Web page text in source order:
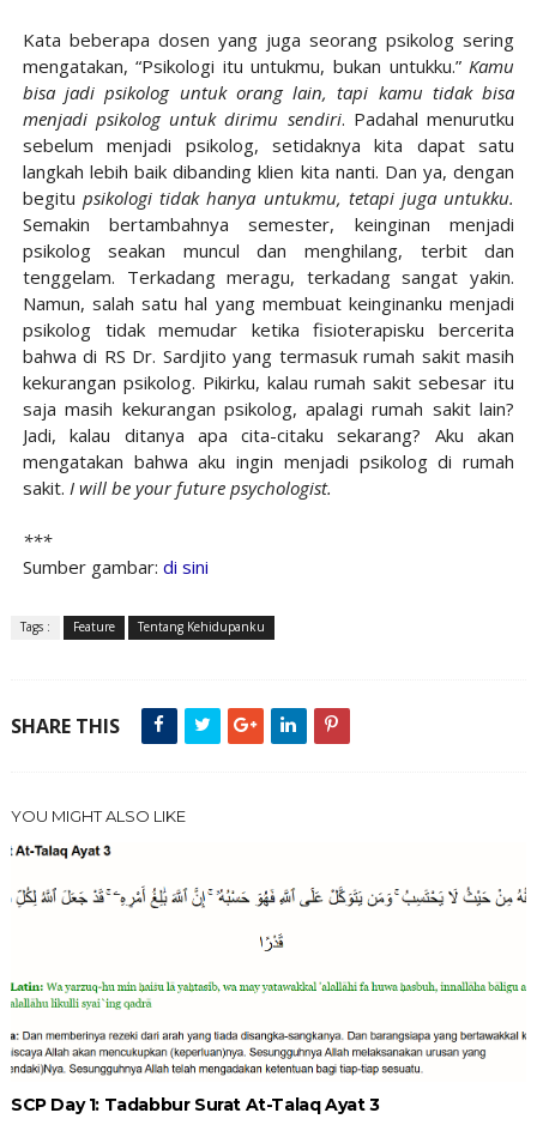
Kata beberapa dosen yang juga seorang psikolog sering
mengatakan, “Psikologi itu untukmu, bukan untukku.” Kamu
bisa jadi psikolog untuk orang lain, tapi kamu tidak bisa
menjadi psikolog untuk dirimu sendiri. Padahal menurutku
sebelum menjadi psikolog, setidaknya kita dapat satu
langkah lebih baik dibanding klien kita nanti. Dan ya, dengan
begitupsikologi tidak hanya untukmu, tetapi juga untukku.
Semakin bertambahnya semester, keinginan menjadi
psikolog seakan muncul dan menghilang, terbit dan
tenggelam. Terkadang meragu, terkadang sangat yakin.
Namun, salah satu hal yang membuat keinginanku menjadi
psikolog tidak memudar ketika fisioterapisku bercerita
bahwa di RS Dr. Sardjito yang termasuk rumah sakit masih
kekurangan psikolog. Pikirku, kalau rumah sakit sebesar itu
saja masih kekurangan psikolog, apalagi rumah sakit lain?
Jadi, kalau ditanya apa cita-citaku sekarang? Aku akan
mengatakan bahwa aku ingin menjadi psikolog di rumah
sakit. I will be your future psychologist.
***
Sumber gambar: di sini
Tags : Feature Tentang Kehidupanku
SHARE THIS
YOU MIGHT ALSO LIKE
SCP Day 1: Tadabbur Surat At-Talaq Ayat 3